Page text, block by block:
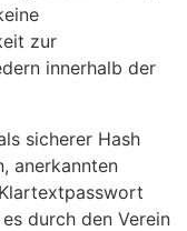
zur
innerhalb der
sicherer Hash
anerkannten
durch den Verein